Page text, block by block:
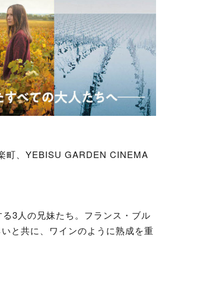
町、YEBISU GARDEN CINEMA
3人の兄妹たち。フランス・ブル
と共に、ワインのように熟成を重